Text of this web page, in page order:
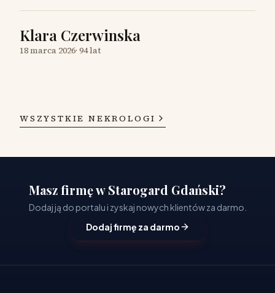
Klara Czerwinska
18 marca 2026· 94 lat
WSZYSTKIE NEKROLOGI
Masz firmę w Starogard Gdański?
Dodaj ją do portalu i zyskaj nowych klientów za darmo.
Dodaj firmę za darmo